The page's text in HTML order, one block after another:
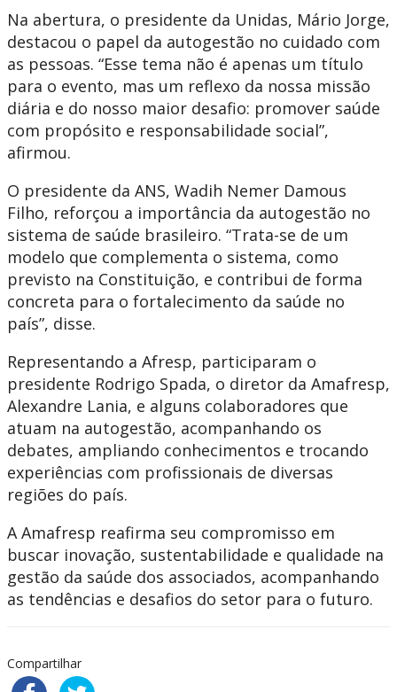
Na abertura, o presidente da Unidas, Mário Jorge,
destacou o papel da autogestão no cuidado com
as pessoas. “Esse tema não é apenas um título
para o evento, mas um reflexo da nossa missão
diária e do nosso maior desafio: promover saúde
com propósito e responsabilidade social”,
afirmou.
O presidente da ANS, Wadih Nemer Damous
Filho, reforçou a importância da autogestão no
sistema de saúde brasileiro. “Trata-se de um
modelo que complementa o sistema, como
previsto na Constituição, e contribui de forma
concreta para o fortalecimento da saúde no
país”, disse.
Representando a Afresp, participaram o
presidente Rodrigo Spada, o diretor da Amafresp,
Alexandre Lania, e alguns colaboradores que
atuam na autogestão, acompanhando os
debates, ampliando conhecimentos e trocando
experiências com profissionais de diversas
regiões do país.
A Amafresp reafirma seu compromisso em
buscar inovação, sustentabilidade e qualidade na
gestão da saúde dos associados, acompanhando
as tendências e desafios do setor para o futuro.
Compartilhar